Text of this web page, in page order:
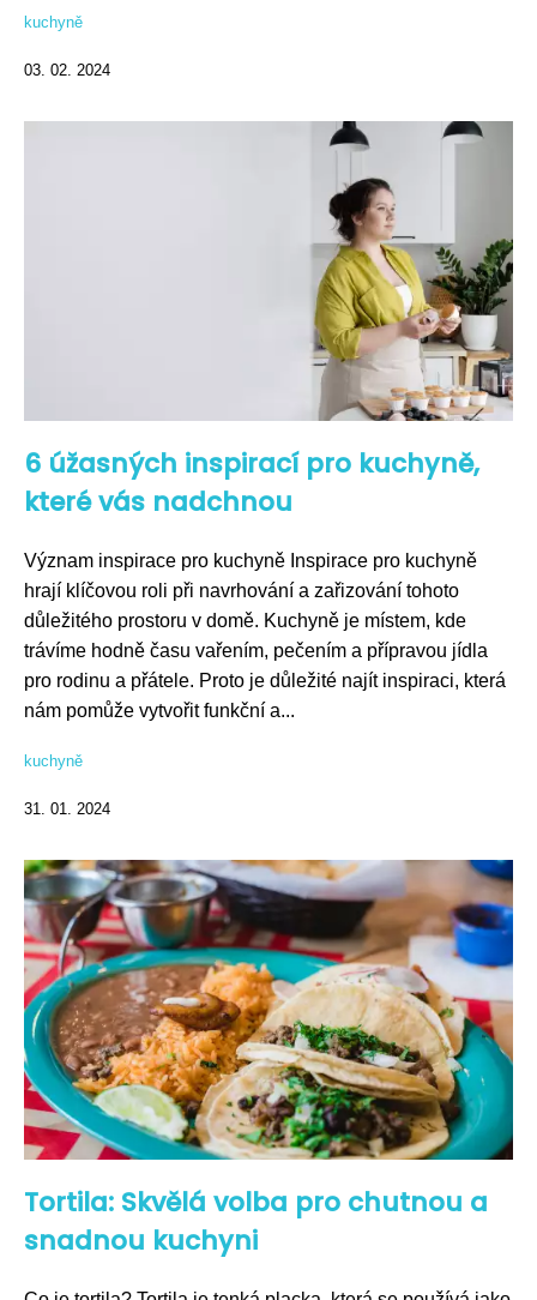
kuchyně
03. 02. 2024
6 úžasných inspirací pro kuchyně,
které vás nadchnou
Význam inspirace pro kuchyně Inspirace pro kuchyně
hrají klíčovou roli při navrhování a zařizování tohoto
důležitého prostoru v domě. Kuchyně je místem, kde
trávíme hodně času vařením, pečením a přípravou jídla
pro rodinu a přátele. Proto je důležité najít inspiraci, která
nám pomůže vytvořit funkční a...
kuchyně
31. 01. 2024
Tortila: Skvělá volba pro chutnou a
snadnou kuchyni